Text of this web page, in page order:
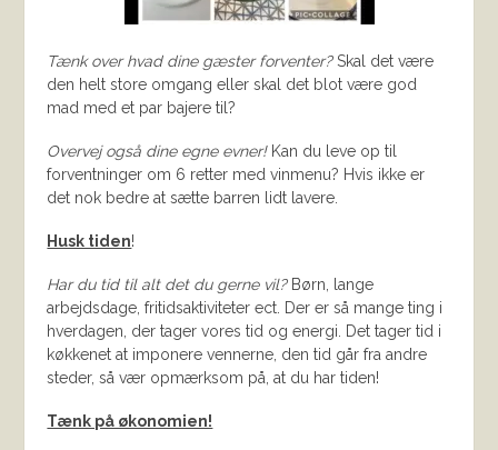
Tænk over hvad dine gæster forventer?Skal det være
den helt store omgang eller skal det blot være god
mad med et par bajere til?
Overvej også dine egne evner!Kan du leve op til
forventninger om 6 retter med vinmenu? Hvis ikke er
det nok bedre at sætte barren lidt lavere.
Husk tiden!
Har du tid til alt det du gerne vil?Børn, lange
arbejdsdage, fritidsaktiviteter ect. Der er så mange ting i
hverdagen, der tager vores tid og energi. Det tager tid i
køkkenet at imponere vennerne, den tid går fra andre
steder, så vær opmærksom på, at du har tiden!
Tænk på økonomien!